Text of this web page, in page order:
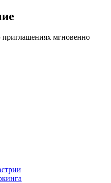
приглашениях мгновенно